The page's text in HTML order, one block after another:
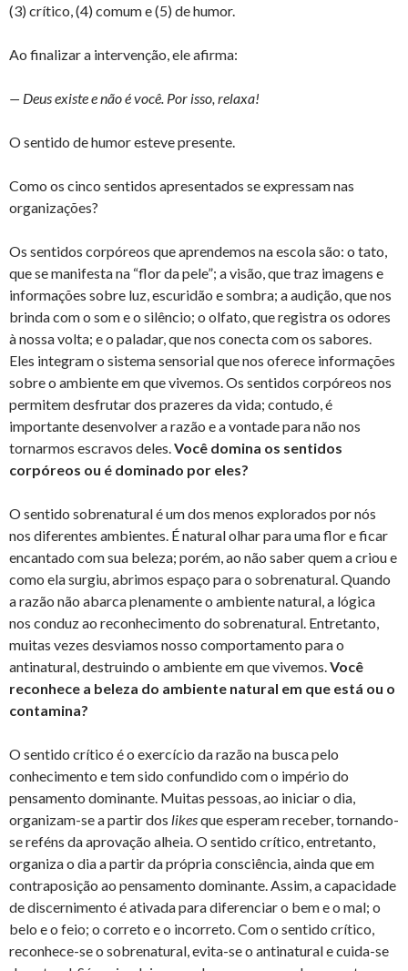
(3) crítico, (4) comum e (5) de humor.
Ao finalizar a intervenção, ele afirma:
— Deus existe e não é você. Por isso, relaxa!
O sentido de humor esteve presente.
Como os cinco sentidos apresentados se expressam nas
organizações?
Os sentidos corpóreos que aprendemos na escola são: o tato,
que se manifesta na “flor da pele”; a visão, que traz imagens e
informações sobre luz, escuridão e sombra; a audição, que nos
brinda com o som e o silêncio; o olfato, que registra os odores
à nossa volta; e o paladar, que nos conecta com os sabores.
Eles integram o sistema sensorial que nos oferece informações
sobre o ambiente em que vivemos. Os sentidos corpóreos nos
permitem desfrutar dos prazeres da vida; contudo, é
importante desenvolver a razão e a vontade para não nos
tornarmos escravos deles. Você domina os sentidos
corpóreos ou é dominado por eles?
O sentido sobrenatural é um dos menos explorados por nós
nos diferentes ambientes. É natural olhar para uma flor e ficar
encantado com sua beleza; porém, ao não saber quem a criou e
como ela surgiu, abrimos espaço para o sobrenatural. Quando
a razão não abarca plenamente o ambiente natural, a lógica
nos conduz ao reconhecimento do sobrenatural. Entretanto,
muitas vezes desviamos nosso comportamento para o
antinatural, destruindo o ambiente em que vivemos. Você
reconhece a beleza do ambiente natural em que está ou o
contamina?
O sentido crítico é o exercício da razão na busca pelo
conhecimento e tem sido confundido com o império do
pensamento dominante. Muitas pessoas, ao iniciar o dia,
organizam-se a partir dos likesque esperam receber, tornando-
se reféns da aprovação alheia. O sentido crítico, entretanto,
organiza o dia a partir da própria consciência, ainda que em
contraposição ao pensamento dominante. Assim, a capacidade
de discernimento é ativada para diferenciar o bem e o mal; o
belo e o feio; o correto e o incorreto. Com o sentido crítico,
reconhece-se o sobrenatural, evita-se o antinatural e cuida-se